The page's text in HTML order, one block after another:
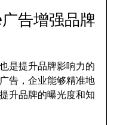
告增强品牌
是提升品牌影响力的
告，企业能够精准地
升品牌的曝光度和知